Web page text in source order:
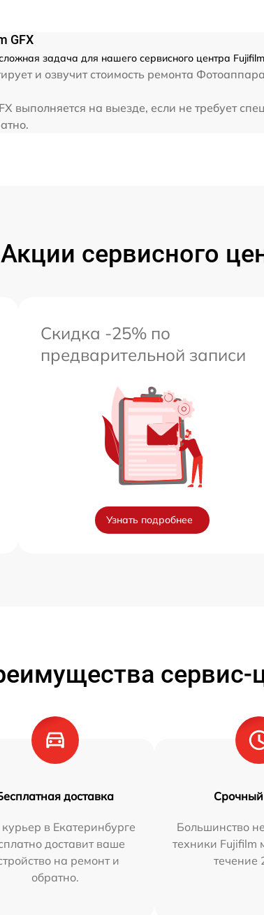
GFX
задача для нашего сервисного центра
и озвучит стоимость ремонта
выполняется на выезде, если не требует
Акции сервисного
Скидка -25% по
предварительной записи
Узнать подробнее
сервис-
доставка
в Екатеринбурге
доставит ваше
на ремонт и
обратно.
Большинство
техники Fujifilm
течение